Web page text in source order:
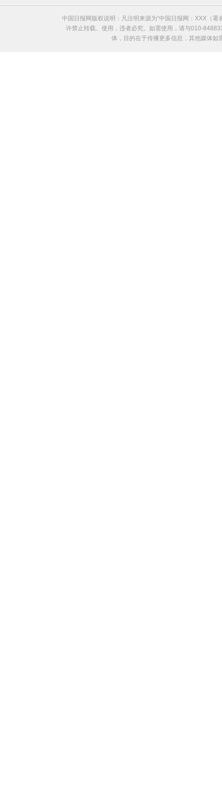
中国日报网版权说明：凡注明来源为“中国日报网：XXX（
许禁止转载、使用，违者必究。如需使用，请与010-
体，目的在于传播更多信息，其他媒体